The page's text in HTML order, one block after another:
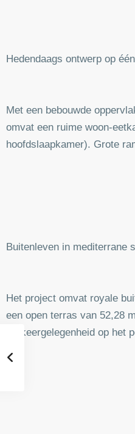
Hedendaags ontwerp op
Met een bebouwde
omvat een ruime woon-
hoofdslaapkamer). Grote
Buitenleven in mediterrane
Het project omvat royale
een open terras van 52,28
parkeergelegenheid op het